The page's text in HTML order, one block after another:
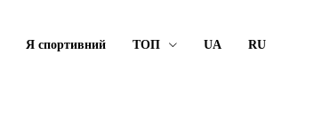
Я спортивний ТОП UA RU